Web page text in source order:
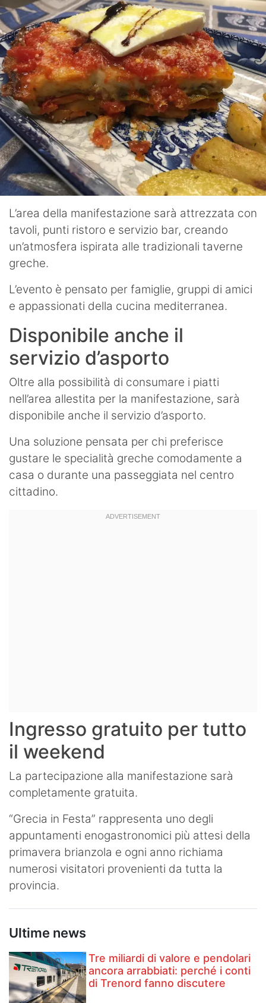
L’area della manifestazione sarà attrezzata con
tavoli, punti ristoro e servizio bar, creando
un’atmosfera ispirata alle tradizionali taverne
greche.
L’evento è pensato per famiglie, gruppi di amici
e appassionati della cucina mediterranea.
Disponibile anche il
servizio d’asporto
Oltre alla possibilità di consumare i piatti
nell’area allestita per la manifestazione, sarà
disponibile anche il servizio d’asporto.
Una soluzione pensata per chi preferisce
gustare le specialità greche comodamente a
casa o durante una passeggiata nel centro
cittadino.
Ingresso gratuito per tutto
il weekend
La partecipazione alla manifestazione sarà
completamente gratuita.
“Grecia in Festa” rappresenta uno degli
appuntamenti enogastronomici più attesi della
primavera brianzola e ogni anno richiama
numerosi visitatori provenienti da tutta la
provincia.
Ultime news
Tre miliardi di valore e pendolari
ancora arrabbiati: perché i conti
di Trenord fanno discutere